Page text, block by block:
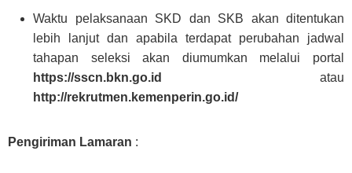
Waktu pelaksanaan SKD dan SKB akan ditentukan
lebih lanjut dan apabila terdapat perubahan jadwal
tahapan seleksi akan diumumkan melalui portal
https://sscn.bkn.go.id
atau
http://rekrutmen.kemenperin.go.id/
Pengiriman Lamaran :